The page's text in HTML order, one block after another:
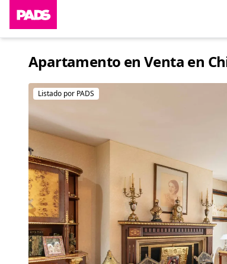
Apartamento en Venta en
Listado por PADS